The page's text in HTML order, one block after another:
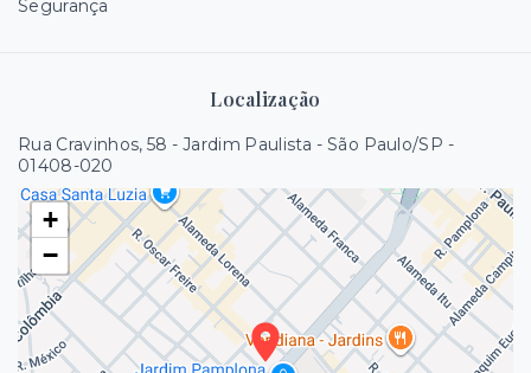
Segurança
Localização
Rua Cravinhos, 58 - Jardim Paulista - São Paulo/SP -
01408-020
+
−